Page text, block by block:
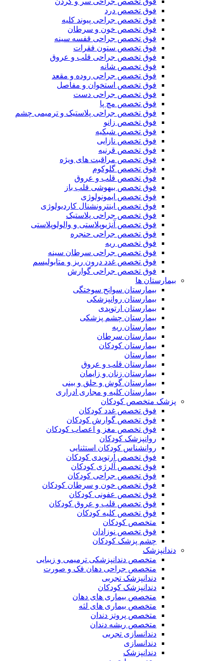
فوق تخصص درد
فوق تخصص جراحی پیوند کلیه
فوق تخصص خون و سرطان
فوق تخصص جراحی قفسه سینه
فوق تخصص ستون فقرات
فوق تخصص جراحی قلب و عروق
فوق تخصص شانه
فوق تخصص جراحی روده و مقعد
فوق تخصص استخوان و مفاصل
فوق تخصص جراحی دست
فوق تخصص مچ پا
فوق تخصص جراحی پلاستیک و ترمیمی چشم
فوق تخصص زانو
فوق تخصص شبکیه
فوق تخصص نازایی
فوق تخصص قرنیه
فوق تخصص مراقبت های ویژه
فوق تخصص گلوکوم
فوق تخصص قلب و عروق
فوق تخصص بیهوشی قلب باز
فوق تخصص ایمونولوژی
فوق تخصص اینترونشنال کاردیولوژی
فوق تخصص جراحی پلاستیک
فوق تخصص آنژیوپلاستی و والولوپلاستی
فوق تخصص جراحی حنجره
فوق تخصص ریه
فوق تخصص جراحی سرطان سینه
فوق تخصص غدد درون ریز و متابولیسم
فوق تخصص جراحی گوارش
بیمارستان ها
بیمارستان سوانح سوختگی
بیمارستان روانپزشکی
بیمارستان ارتوپدی
بیمارستان چشم پزشکی
بیمارستان ریه
بیمارستان سرطان
بیمارستان کودکان
بیمارستان
بیمارستان قلب و عروق
بیمارستان زنان و زایمان
بیمارستان گوش و حلق و بینی
بیمارستان کلیه و مجاری ادراری
پزشک متخصص کودکان
فوق تخصص غدد کودکان
فوق تخصص گوارش کودکان
فوق تخصص مغز و اعصاب کودکان
روانپزشک کودکان
روانشناس کودکان استثنایی
فوق تخصص ارتوپدی کودکان
فوق تخصص آلرژی کودکان
فوق تخصص جراحی کودکان
فوق تخصص خون و سرطان کودکان
فوق تخصص عفونی کودکان
فوق تخصص قلب و عروق کودکان
فوق تخصص کلیه کودکان
متخصص کودکان
فوق تخصص نوزادان
چشم پزشک کودکان
دندانپزشک
متخصص دندانپزشکی ترمیمی و زیبایی
متخصص جراحی دهان فک و صورت
دندانپزشک تجربی
دندانپزشک کودکان
متخصص بیماری های دهان
متخصص بیماری های لثه
متخصص پروتز دندان
متخصص ریشه دندان
دندانسازی تجربی
دندانسازی
دندانپزشک